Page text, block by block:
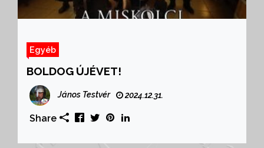
Egyéb
BOLDOG ÚJÉVET!
János Testvér 2024.12.31.
Share